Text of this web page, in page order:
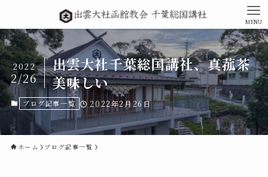
MENU
出雲大社千葉総国講社、真菰茶
美味しい
2022
2/26
ブログ記事一覧 2022年2月26日
ホーム ブログ記事一覧